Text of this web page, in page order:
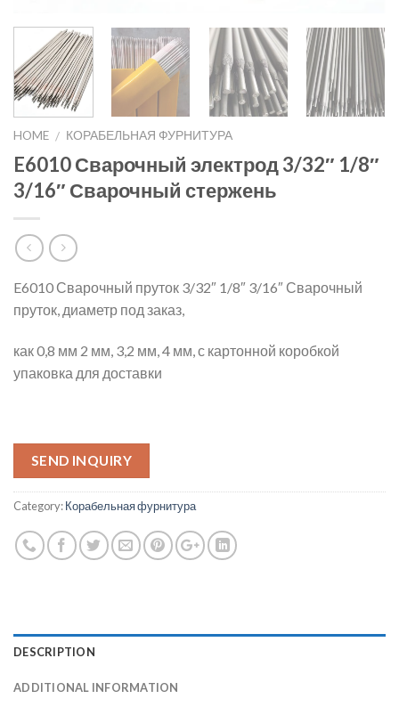
HOME / КОРАБЕЛЬНАЯ ФУРНИТУРА
E6010 Сварочный электрод 3/32″ 1/8″
3/16″ Сварочный стержень
E6010 Сварочный пруток 3/32″ 1/8″ 3/16″ Сварочный
пруток, диаметр под заказ,
как 0,8 мм 2 мм, 3,2 мм, 4 мм, с картонной коробкой
упаковка для доставки
SEND INQUIRY
Category:Корабельная фурнитура
DESCRIPTION
ADDITIONAL INFORMATION